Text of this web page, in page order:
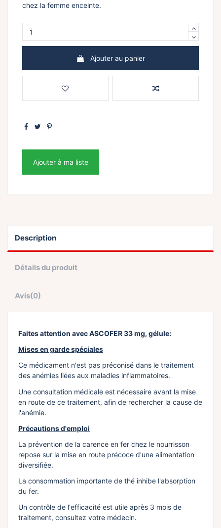
chez la femme enceinte.
Ajouter au panier
Ajouter à ma liste
Description
Détails du produit
Avis(0)
Faites attention avec ASCOFER 33 mg, gélule:
Mises en garde spéciales
Ce médicament n'est pas préconisé dans le traitement
des anémies liées aux maladies inflammatoires.
Une consultation médicale est nécessaire avant la mise
en route de ce traitement, afin de rechercher la cause de
l'anémie.
Précautions d'emploi
La prévention de la carence en fer chez le nourrisson
repose sur la mise en route précoce d'une alimentation
diversifiée.
La consommation importante de thé inhibe l'absorption
du fer.
Un contrôle de l'efficacité est utile après 3 mois de
traitement, consultez votre médecin.